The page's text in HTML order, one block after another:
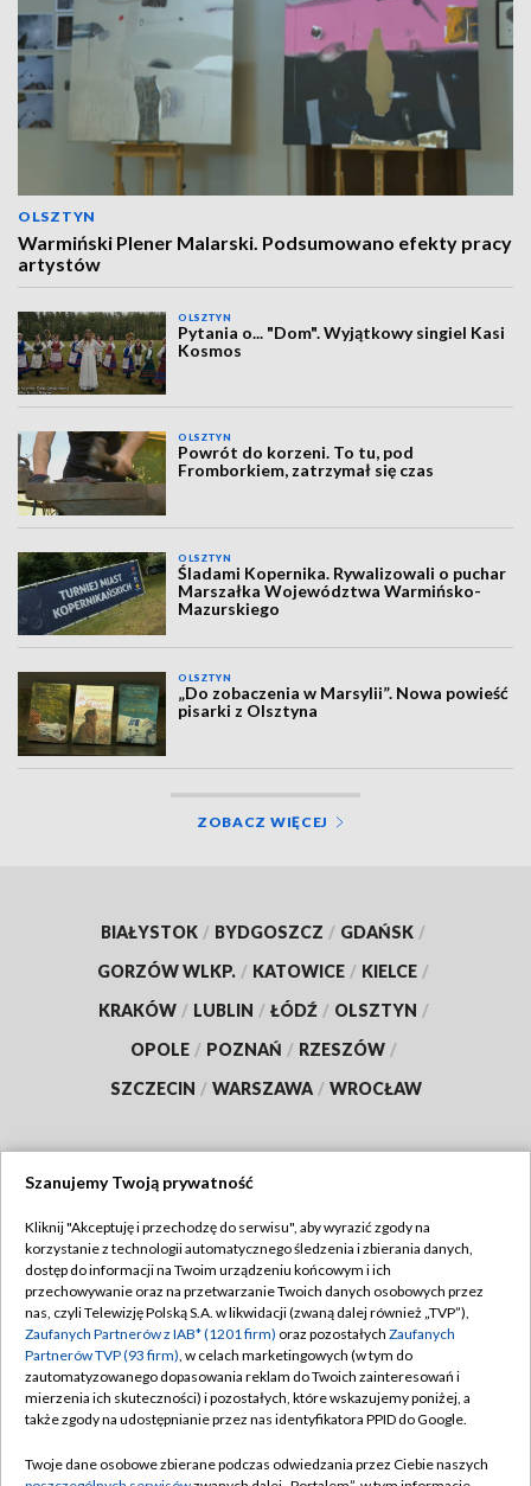
OLSZTYN
Warmiński Plener Malarski. Podsumowano efekty pracy
artystów
OLSZTYN
Pytania o... "Dom". Wyjątkowy singiel Kasi
Kosmos
OLSZTYN
Powrót do korzeni. To tu, pod
Fromborkiem, zatrzymał się czas
OLSZTYN
Śladami Kopernika. Rywalizowali o puchar
Marszałka Województwa Warmińsko-
Mazurskiego
OLSZTYN
„Do zobaczenia w Marsylii”. Nowa powieść
pisarki z Olsztyna
ZOBACZ WIĘCEJ
BIAŁYSTOK / BYDGOSZCZ / GDAŃSK /
GORZÓW WLKP. / KATOWICE / KIELCE /
KRAKÓW / LUBLIN / ŁÓDŹ / OLSZTYN /
OPOLE / POZNAŃ / RZESZÓW /
SZCZECIN / WARSZAWA / WROCŁAW
TVP
Abonament TVP
Emisja w TVP
Centrum informacji TVP
Naziemna Telewizja Cyfrowa
Regulamin TVP
Polityka prywatności
Moje zgody
Pomoc
Szanujemy Twoją prywatność
Kliknij "Akceptuję i przechodzę do serwisu", aby wyrazić zgody na
korzystanie z technologii automatycznego śledzenia i zbierania danych,
dostęp do informacji na Twoim urządzeniu końcowym i ich
przechowywanie oraz na przetwarzanie Twoich danych osobowych przez
nas, czyli Telewizję Polską S.A. w likwidacji (zwaną dalej również „TVP”),
Zaufanych Partnerów z IAB* (1201 firm) oraz pozostałych Zaufanych
Partnerów TVP (93 firm), w celach marketingowych (w tym do
zautomatyzowanego dopasowania reklam do Twoich zainteresowań i
mierzenia ich skuteczności) i pozostałych, które wskazujemy poniżej, a
także zgody na udostępnianie przez nas identyfikatora PPID do Google.
Twoje dane osobowe zbierane podczas odwiedzania przez Ciebie naszych